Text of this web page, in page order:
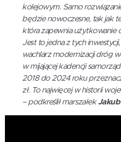
kolejowym. Samo
będzie nowoczesne, tak jak
która zapewnia użytkowanie
Jest to jedna z tych
wachlarz modernizacji dróg
w mijającej kadencji
2018 do 2024 roku
zł. To najwięcej w historii
– podkreślił marszałekJakub